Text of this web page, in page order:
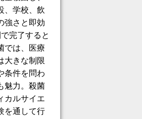
、学校、飲
強さと即効
完了すると
では、医療
大きな制限
条件を問わ
魅力。殺菌
カルサイエ
を通して行